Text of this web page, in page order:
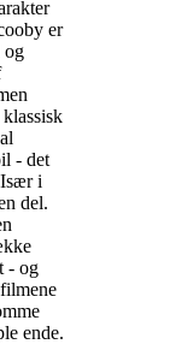
er
og
- det
i
del.
- og
ende.